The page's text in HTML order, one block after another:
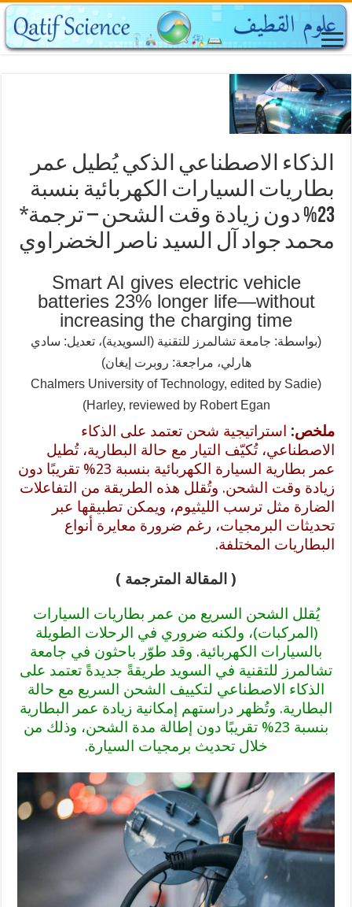
الذكاء الاصطناعي الذكي يُطيل عمر
بطاريات السيارات الكهربائية بنسبة
23% دون زيادة وقت الشحن – ترجمة*
محمد جواد آل السيد ناصر الخضراوي
Smart AI gives electric vehicle
batteries 23% longer life—without
increasing the charging time
(بواسطة: جامعة تشالمرز للتقنية (السويدية)، تعديل: سادي
هارلي، مراجعة: روبرت إيغان)
(Chalmers University of Technology, edited by Sadie
Harley, reviewed by Robert Egan)
ملخص: استراتيجية شحن تعتمد على الذكاء
الاصطناعي، تُكيّف التيار مع حالة البطارية، تُطيل
عمر بطارية السيارة الكهربائية بنسبة 23% تقريبًا دون
زيادة وقت الشحن. وتُقلل هذه الطريقة من التفاعلات
الضارة مثل ترسب الليثيوم، ويمكن تطبيقها عبر
تحديثات البرمجيات، رغم ضرورة معايرة أنواع
البطاريات المختلفة.
( المقالة المترجمة )
يُقلل الشحن السريع من عمر بطاريات السيارات
(المركبات)، ولكنه ضروري في الرحلات الطويلة
بالسيارات الكهربائية. وقد طوّر باحثون في جامعة
تشالمرز للتقنية في السويد طريقةً جديدةً تعتمد على
الذكاء الاصطناعي لتكييف الشحن السريع مع حالة
البطارية. وتُظهر دراستهم إمكانية زيادة عمر البطارية
بنسبة 23% تقريبًا دون إطالة مدة الشحن، وذلك من
خلال تحديث برمجيات السيارة.